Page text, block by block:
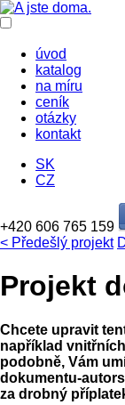
úvod
katalog
na míru
ceník
otázky
kontakt
SK
CZ
+420 606 765 159
< Předešlý projekt
Projekt
Chcete upravit
například
podobně, Vám
dokumentu-
za drobný